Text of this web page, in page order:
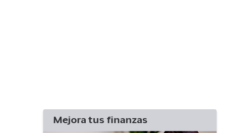
Mejora tus finanzas